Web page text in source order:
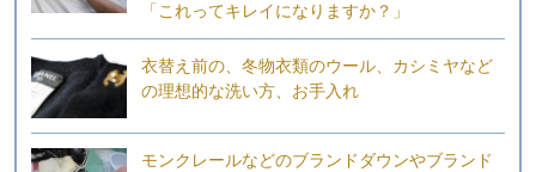
「これってキレイになりますか？」
衣替え前の、冬物衣類のウール、カシミヤなど
の理想的な洗い方、お手入れ
モンクレールなどのブランドダウンやブランド